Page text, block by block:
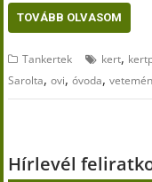
TOVÁBB OLVASOM
Tankertek kert,
Sarolta,ovi,óvoda,
Hírlevél